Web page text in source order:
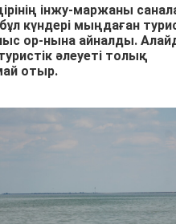
інжу-маржаны
күндері мыңдаған
ор-нына айналды.
әлеуеті толық
отыр.